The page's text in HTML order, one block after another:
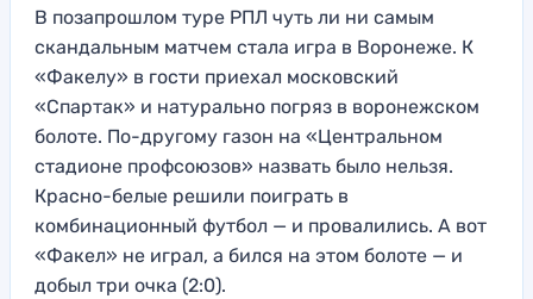
В позапрошлом туре РПЛ чуть ли ни самым
скандальным матчем стала игра в Воронеже. К
«Факелу» в гости приехал московский
«Спартак» и натурально погряз в воронежском
болоте. По-другому газон на «Центральном
стадионе профсоюзов» назвать было нельзя.
Красно-белые решили поиграть в
комбинационный футбол — и провалились. А вот
«Факел» не играл, а бился на этом болоте — и
добыл три очка (2:0).